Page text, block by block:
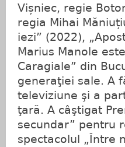
Vișniec, regie
regia Mihai
iezi” (2022),
Marius Manole
Caragiale” din
generaţiei sale. A
televiziune şi a
ţară. A câştigat
secundar” pentru
spectacolul „Între